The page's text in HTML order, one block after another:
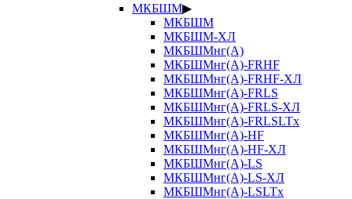
МКБШМ▶
МКБШМ
МКБШМ-ХЛ
МКБШМнг(А)
МКБШМнг(А)-FRHF
МКБШМнг(А)-FRHF-ХЛ
МКБШМнг(А)-FRLS
МКБШМнг(А)-FRLS-ХЛ
МКБШМнг(А)-FRLSLTx
МКБШМнг(А)-HF
МКБШМнг(А)-HF-ХЛ
МКБШМнг(А)-LS
МКБШМнг(А)-LS-ХЛ
МКБШМнг(А)-LSLTx